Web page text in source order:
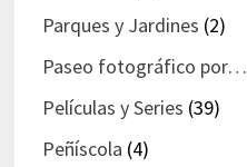
Parques y Jardines (2)
Paseo fotográfico por…
Películas y Series (39)
Peñíscola (4)